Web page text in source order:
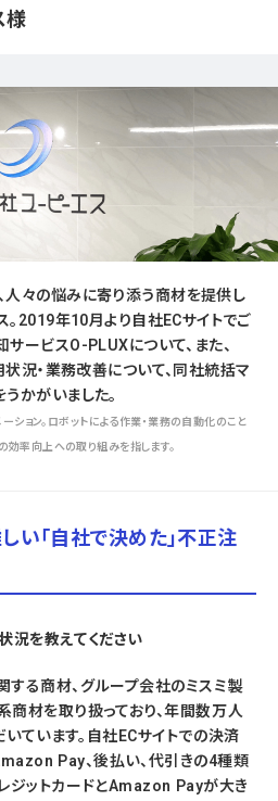
様
々の悩みに寄り添う商材を提供し
2019年10月より自社ECサイトでご
ービスO-PLUXについて、また、
況・業務改善について、同社統括マ
かがいました。
ション。ロボットによる作業・業務の自動化のこと
効率向上への取り組みを指します。
い「自社で決めた」不正注
況を教えてください
る商材、グループ会社のミスミ製
材を取り扱っており、年間数万人
ています。自社ECサイトでの決済
Pay、後払い、代引きの4種類
ジットカードとAmazon Payが大き